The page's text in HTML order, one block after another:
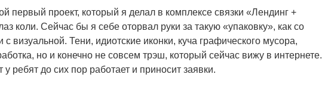
первый проект, который я делал в комплексе связки «Лендинг +
коли. Сейчас бы я себе оторвал руки за такую «упаковку», как со
визуальной. Тени, идиотские иконки, куча графического мусора,
но и конечно не совсем трэш, который сейчас вижу в интернете.
ребят до сих пор работает и приносит заявки.